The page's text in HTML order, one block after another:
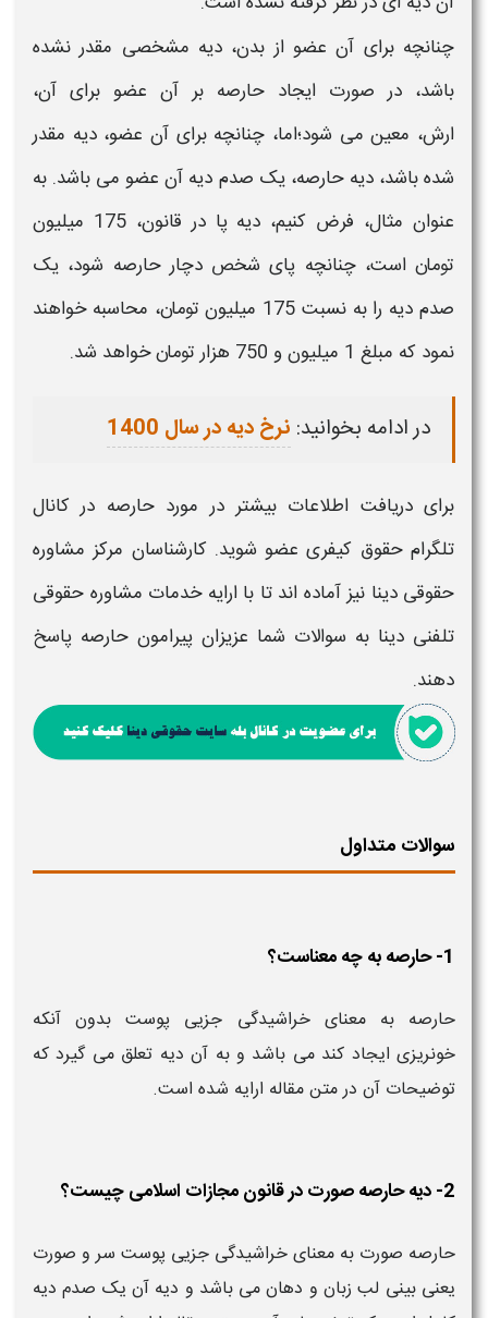
چنانچه برای آن عضو از بدن، دیه مشخصی مقدر نشده
باشد، در صورت ایجاد حارصه بر آن عضو برای آن،
ارش، معین می شود؛اما، چنانچه برای آن عضو، دیه مقدر
شده باشد، دیه حارصه، یک صدم دیه آن عضو می باشد. به
عنوان مثال، فرض کنیم، دیه پا در قانون، 175 میلیون
تومان است، چنانچه پای شخص دچارحارصه شود، یک
صدم دیه را به نسبت 175 میلیون تومان، محاسبه خواهند
نمود که مبلغ 1 میلیون و 750 هزار تومان خواهد شد.
در ادامه بخوانید: نرخ دیه در سال 1400
برای دریافت اطلاعات بیشتر در موردحارصه در کانال
تلگرام حقوق کیفری عضو شوید. کارشناسان مرکز مشاوره
حقوقی دینا نیز آماده اند تا با ارایه خدمات مشاوره حقوقی
تلفنی دینا به سوالات شما عزیزان پیرامون حارصه پاسخ
دهند.
سوالات متداول
1- حارصه به چه معناست؟
حارصه به معنای خراشیدگی جزیی پوست بدون آنکه
خونریزی ایجاد کند می باشد و به آن دیه تعلق می گیرد که
توضیحات آن در متن مقاله ارایه شده است.
2- دیه حارصه صورت در قانون مجازات اسلامی چیست؟
حارصه صورت به معنای خراشیدگی جزیی پوست سر و صورت
یعنی بینی لب زبان و دهان می باشد و دیه آن یک صدم دیه